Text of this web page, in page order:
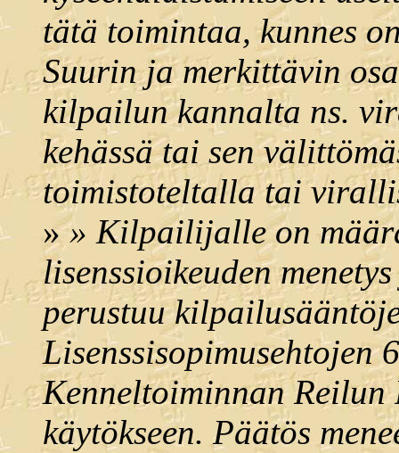
tätä toimintaa, kunnes
Suurin ja merkittävin
kilpailun kannalta ns.
kehässä tai sen
toimistoteltalla tai
»» Kilpailijalle on
lisenssioikeuden
perustuu
Lisenssisopimusehtojen
Kenneltoiminnan Reilun
käytökseen. Päätös